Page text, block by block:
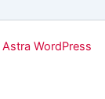
Astra WordPress